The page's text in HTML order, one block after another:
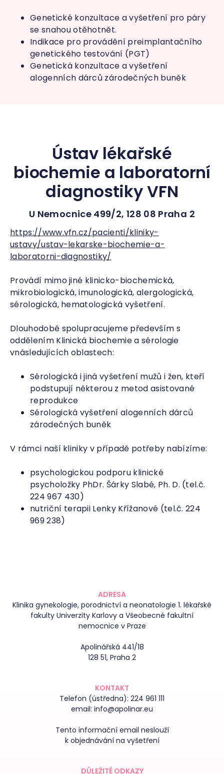
Genetické konzultace a vyšetření pro páry
se snahou otěhotnět.
Indikace pro provádění preimplantačního
genetického testování (PGT)
Genetická konzultace a vyšetření
alogenních dárců zárodečných buněk
Ústav lékařské
biochemie a laboratorní
diagnostiky VFN
U Nemocnice 499/2, 128 08 Praha 2
https://www.vfn.cz/pacienti/kliniky-
ustavy/ustav-lekarske-biochemie-a-
laboratorni-diagnostiky/
Provádí mimo jiné klinicko-biochemická,
mikrobiologická, imunologická, alergologická,
sérologická, hematologická vyšetření.
Dlouhodobě spolupracujeme především s
oddělením Klinická biochemie a sérologie
vnásledujících oblastech:
Sérologická i jiná vyšetření mužů i žen, kteří
podstupují některou z metod asistované
reprodukce
Sérologická vyšetření alogenních dárců
zárodečných buněk
V rámci naší kliniky v případě potřeby nabízíme:
psychologickou podporu klinické
psycholožky PhDr. Šárky Slabé, Ph. D. (tel.č.
224 967 430)
nutriční terapii Lenky Křížanové (tel.č. 224
969 238)
ADRESA
Klinika gynekologie, porodnictví a neonatologie 1. lékařské
fakulty Univerzity Karlovy a Všeobecné fakultní
nemocnice v Praze
Apolinářská 441/18
128 51, Praha 2
KONTAKT
Telefon (ústředna): 224 961 111
email: info@apolinar.eu
Tento informační email neslouží
k objednávání na vyšetření
DŮLEŽITÉ ODKAZY